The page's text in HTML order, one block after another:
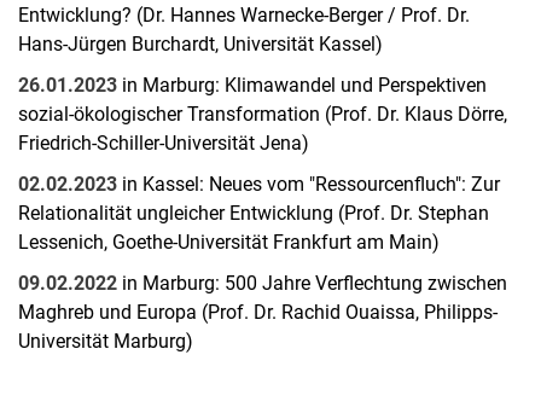
Entwicklung? (Dr. Hannes Warnecke-Berger / Prof. Dr.
Hans-Jürgen Burchardt, Universität Kassel)
26.01.2023 in Marburg: Klimawandel und Perspektiven
sozial-ökologischer Transformation (Prof. Dr. Klaus Dörre,
Friedrich-Schiller-Universität Jena)
02.02.2023 in Kassel: Neues vom "Ressourcenfluch": Zur
Relationalität ungleicher Entwicklung (Prof. Dr. Stephan
Lessenich, Goethe-Universität Frankfurt am Main)
09.02.2022 in Marburg: 500 Jahre Verflechtung zwischen
Maghreb und Europa (Prof. Dr. Rachid Ouaissa, Philipps-
Universität Marburg)